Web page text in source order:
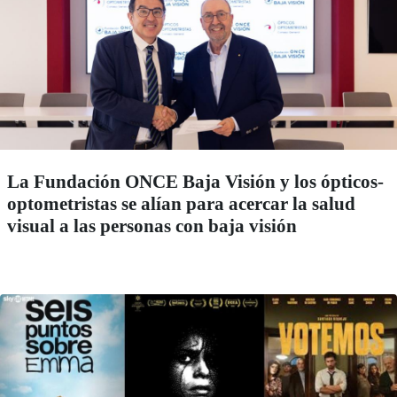
La Fundación ONCE Baja Visión y los ópticos-
optometristas se alían para acercar la salud
visual a las personas con baja visión